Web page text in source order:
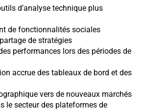
d’analyse technique plus
de fonctionnalités sociales
de stratégies
performances lors des périodes de
accrue des tableaux de bord et des
vers de nouveaux marchés
le secteur des plateformes de